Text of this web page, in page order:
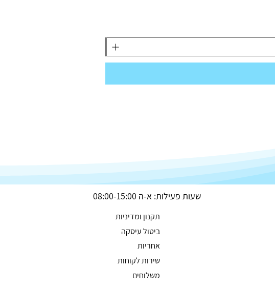
שעות פעילות: א-ה 08:00-15:00
תקנון ומדיניות
ביטול עיסקה
אחריות
שירות לקוחות
משלוחים